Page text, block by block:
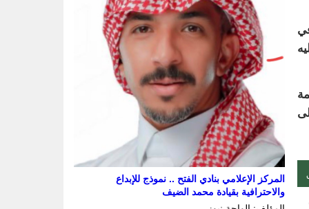
المركز الإعلامي بنادي الفتح .. نموذج للإبداع
والاحترافية بقيادة محمد الضيف